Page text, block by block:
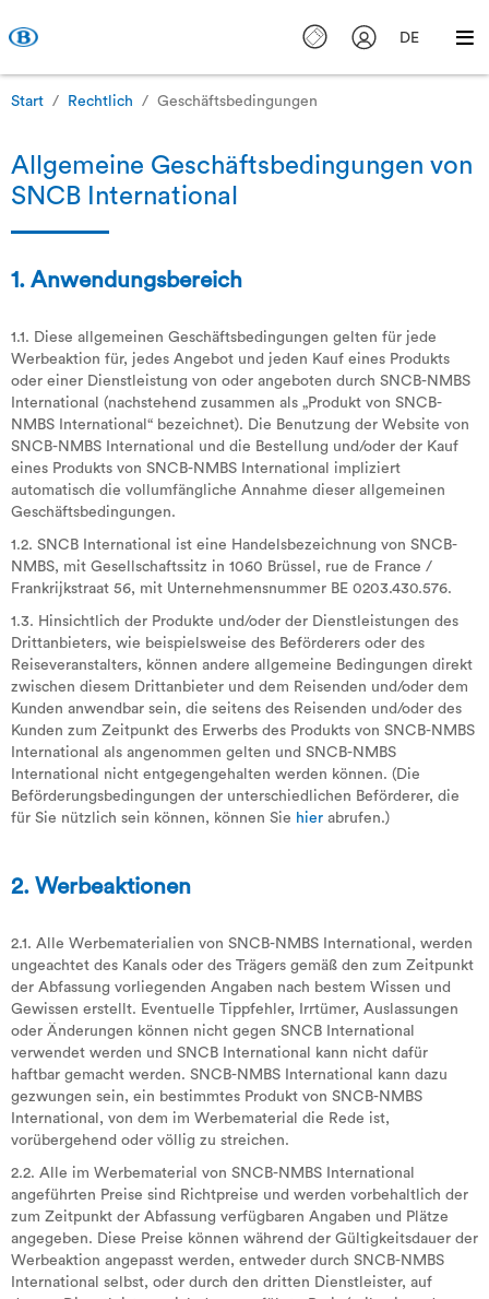
DE
Start Rechtlich Geschäftsbedingungen
Allgemeine Geschäftsbedingungen von
SNCB International
1. Anwendungsbereich
1.1. Diese allgemeinen Geschäftsbedingungen gelten für jede
Werbeaktion für, jedes Angebot und jeden Kauf eines Produkts
oder einer Dienstleistung von oder angeboten durch SNCB-NMBS
International (nachstehend zusammen als „Produkt von SNCB-
NMBS International“ bezeichnet). Die Benutzung der Website von
SNCB-NMBS International und die Bestellung und/oder der Kauf
eines Produkts von SNCB-NMBS International impliziert
automatisch die vollumfängliche Annahme dieser allgemeinen
Geschäftsbedingungen.
1.2. SNCB International ist eine Handelsbezeichnung von SNCB-
NMBS, mit Gesellschaftssitz in 1060 Brüssel, rue de France /
Frankrijkstraat 56, mit Unternehmensnummer BE 0203.430.576.
1.3. Hinsichtlich der Produkte und/oder der Dienstleistungen des
Drittanbieters, wie beispielsweise des Beförderers oder des
Reiseveranstalters, können andere allgemeine Bedingungen direkt
zwischen diesem Drittanbieter und dem Reisenden und/oder dem
Kunden anwendbar sein, die seitens des Reisenden und/oder des
Kunden zum Zeitpunkt des Erwerbs des Produkts von SNCB-NMBS
International als angenommen gelten und SNCB-NMBS
International nicht entgegengehalten werden können. (Die
Beförderungsbedingungen der unterschiedlichen Beförderer, die
für Sie nützlich sein können, können Sie hier abrufen.)
2. Werbeaktionen
2.1. Alle Werbematerialien von SNCB-NMBS International, werden
ungeachtet des Kanals oder des Trägers gemäß den zum Zeitpunkt
der Abfassung vorliegenden Angaben nach bestem Wissen und
Gewissen erstellt. Eventuelle Tippfehler, Irrtümer, Auslassungen
oder Änderungen können nicht gegen SNCB International
verwendet werden und SNCB International kann nicht dafür
haftbar gemacht werden. SNCB-NMBS International kann dazu
gezwungen sein, ein bestimmtes Produkt von SNCB-NMBS
International, von dem im Werbematerial die Rede ist,
vorübergehend oder völlig zu streichen.
2.2. Alle im Werbematerial von SNCB-NMBS International
angeführten Preise sind Richtpreise und werden vorbehaltlich der
zum Zeitpunkt der Abfassung verfügbaren Angaben und Plätze
angegeben. Diese Preise können während der Gültigkeitsdauer der
Werbeaktion angepasst werden, entweder durch SNCB-NMBS
International selbst, oder durch den dritten Dienstleister, auf